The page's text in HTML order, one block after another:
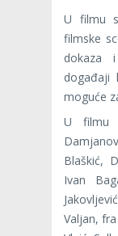
U filmu
filmske
dokaza
moguće
U filmu
Blaškić,
Ivan
Valjan,